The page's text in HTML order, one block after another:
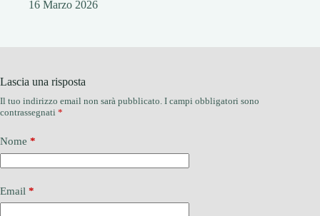
16 Marzo 2026
Lascia una risposta
Il tuo indirizzo email non sarà pubblicato. I campi obbligatori sono
contrassegnati *
Nome *
Email *